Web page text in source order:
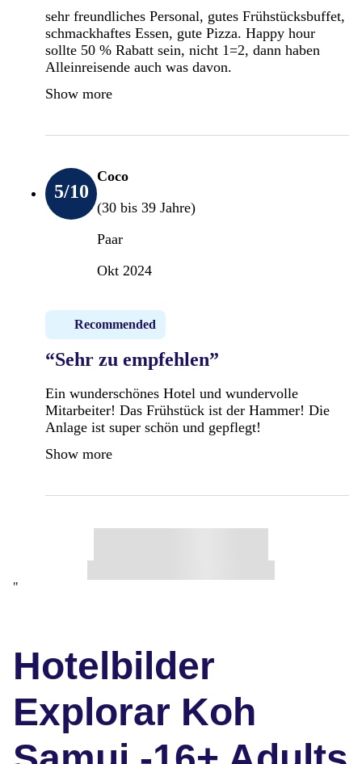
sehr freundliches Personal, gutes Frühstücksbuffet,
schmackhaftes Essen, gute Pizza. Happy hour
sollte 50 % Rabatt sein, nicht 1=2, dann haben
Alleinreisende auch was davon.
Show more
5/10
Coco
(30 bis 39 Jahre)
Paar
Okt 2024
Recommended
“Sehr zu empfehlen”
Ein wunderschönes Hotel und wundervolle
Mitarbeiter! Das Frühstück ist der Hammer! Die
Anlage ist super schön und gepflegt!
Show more
"
Hotelbilder
Explorar Koh